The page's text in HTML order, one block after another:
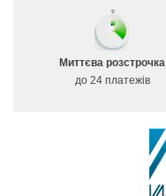
Миттєва розстрочка
до 24 платежів